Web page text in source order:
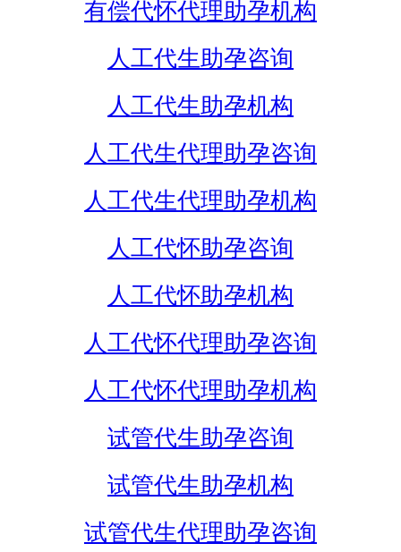
有偿代怀代理助孕机构
人工代生助孕咨询
人工代生助孕机构
人工代生代理助孕咨询
人工代生代理助孕机构
人工代怀助孕咨询
人工代怀助孕机构
人工代怀代理助孕咨询
人工代怀代理助孕机构
试管代生助孕咨询
试管代生助孕机构
试管代生代理助孕咨询